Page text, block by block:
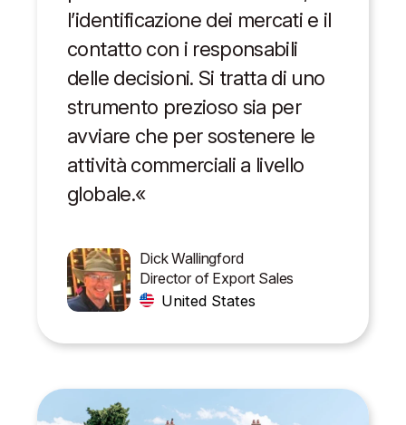
l’identificazione dei mercati e il
contatto con i responsabili
delle decisioni. Si tratta di uno
strumento prezioso sia per
avviare che per sostenere le
attività commerciali a livello
globale.«
Dick Wallingford
Director of Export Sales
United States